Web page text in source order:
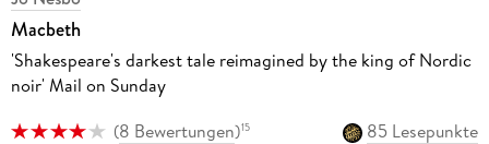
Macbeth
'Shakespeare's darkest tale reimagined by the king of Nordic
noir' Mail on Sunday
(8 Bewertungen)15
85 Lesepunkte